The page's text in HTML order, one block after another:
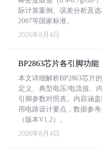
际计算案例、误差分析及
2007等国家标准。
2026年8月4日
BP2863芯片各引脚功能
本文详细解析BP2863芯片
定义、典型电压/电流值、
引脚参数对照表。内容涵
用电路设计要点，数据参
（版本V1.2）。
2026年8月4日